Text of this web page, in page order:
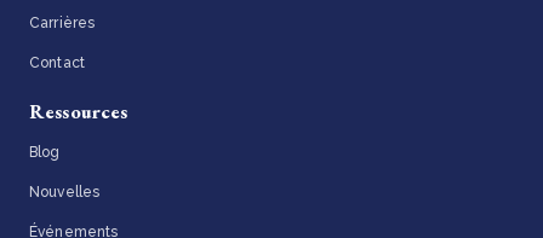
Carrières
Contact
Ressources
Blog
Nouvelles
Événements